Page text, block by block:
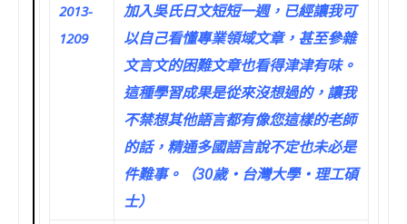
2013-
1209
加入吳氏日文短短一週，已經讓我可
以自己看懂專業領域文章，甚至參雜
文言文的困難文章也看得津津有味。
這種學習成果是從來沒想過的，讓我
不禁想其他語言都有像您這樣的老師
的話，精通多國語言說不定也未必是
件難事。（30歲‧台灣大學‧理工碩
士）